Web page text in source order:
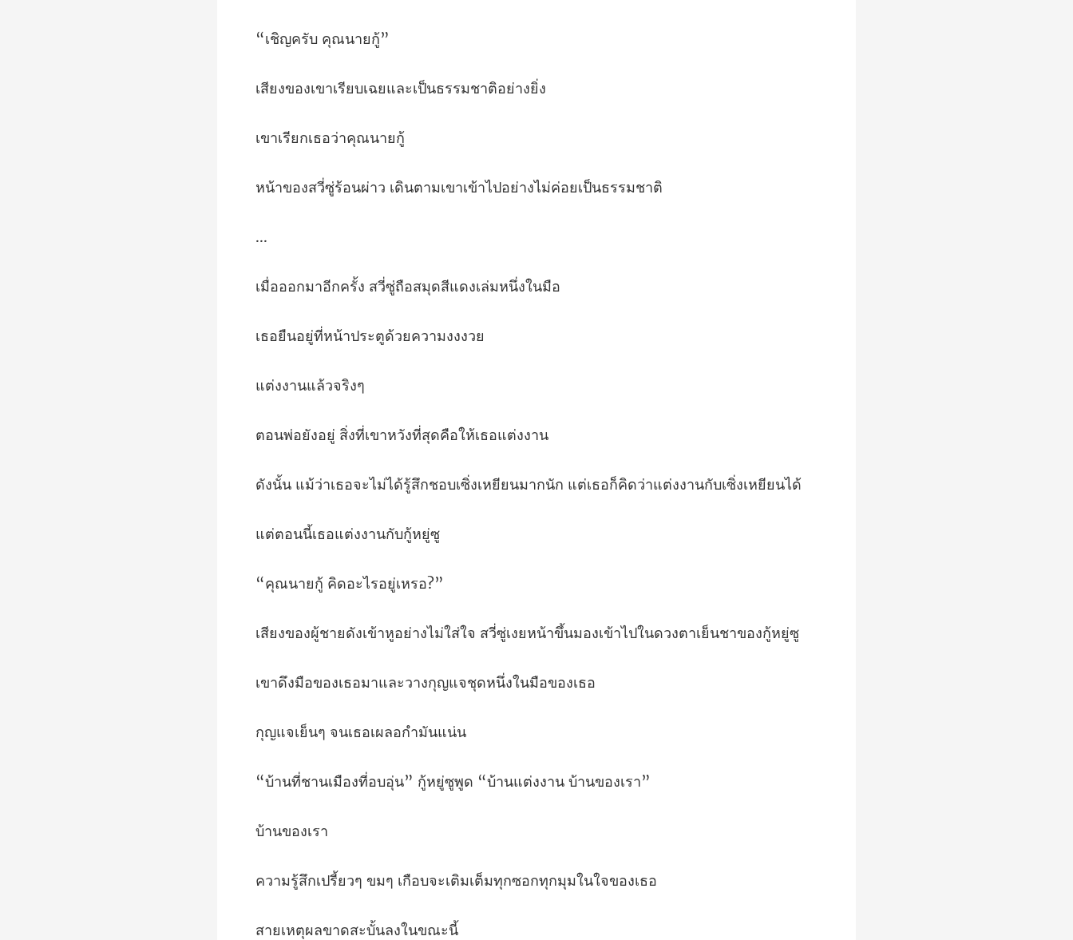
รับ คุ
ยบเฉยและเป็นธร
กเธอว่า
ว เดินตามเขาเข้าไปอย่
.
ง สวี่ซู่ถือสมุดส
ี่หน้าประตู
านแล้
่งที่เขาหวังที่ส
กชอบเซิ่งเหยียนมากนัก แต่เธอก็
ธอแต่งงานก
้ คิดอะไร
ม่ใส่ใจ สวี่ซู่เงยหน้าขึ้นมอง
มาและวางกุญแจชุ
ๆ จนเธอเผ
อุ่น” กู้หยู่ซูพูด “บ
นขอ
มๆ เกือบจะเติมเต็มทุ
ขาดสะบั้น